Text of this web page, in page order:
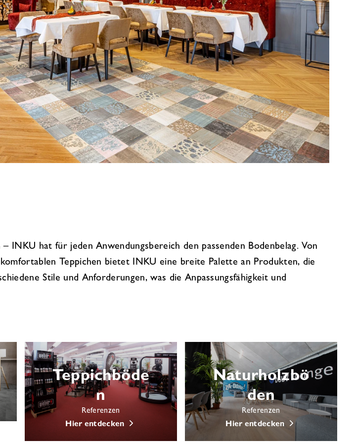
hat für jeden Anwendungsbereich den passenden Bodenbelag. Von
Teppichen bietet INKU eine breite Palette an Produkten, die
Stile und Anforderungen, was die Anpassungsfähigkeit und
Teppichböde
n
Referenzen
Hier entdecken
Naturholzbö
den
Referenzen
Hier entdecken